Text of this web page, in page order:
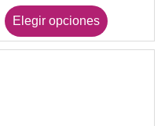
Día de San Valentín